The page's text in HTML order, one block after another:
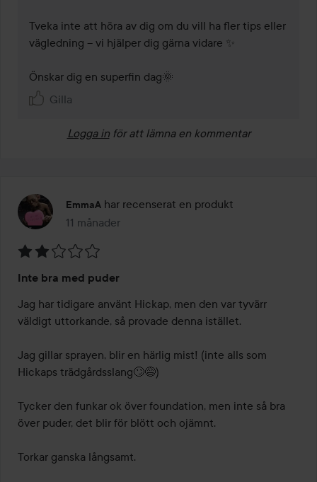
Tveka inte att höra av dig om du vill ha fler tips eller
vägledning – vi hjälper dig gärna vidare ✨
Önskar dig en superfin dag🌞
Gilla
Logga in för att lämna en kommentar
EmmaA har recenserat en produkt
11 månader
Inlägget skapades 11 månader
2
av
5
Inte bra med puder
Jag har tidigare använt Hickap, men den var tyvärr
väldigt uttorkande, så provade denna istället.
Jag gillar sprayen, blir en härlig mist! (inte alls som
Hickaps trädgårdsslang🙄😅)
Tycker den funkar ok över foundation, men inte så bra
över puder, det blir för blött och ojämnt.
Torkar ganska långsamt.